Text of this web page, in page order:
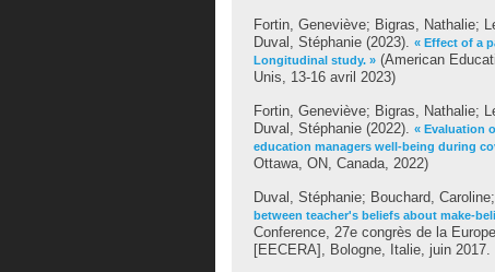
Fortin, Geneviève; Bigras, Nathalie;
Duval, Stéphanie (2023). « Effect of a
Longitudinal study. » (American
Unis, 13-16 avril 2023)
Fortin, Geneviève; Bigras, Nathalie;
Duval, Stéphanie (2022). « Evaluation
education managers well-being during
Ottawa, ON, Canada, 2022)
Duval, Stéphanie; Bouchard, Caroline;
between teacher's beliefs about make-
Conference, 27e congrès de la
[EECERA], Bologne, Italie, juin 2017.